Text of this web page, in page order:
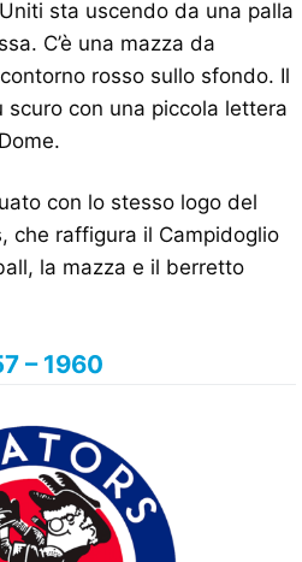
sta uscendo da una palla
C’è una mazza da
rosso sullo sfondo. Il
con una piccola lettera
con lo stesso logo del
che raffigura il Campidoglio
la mazza e il berretto
– 1960